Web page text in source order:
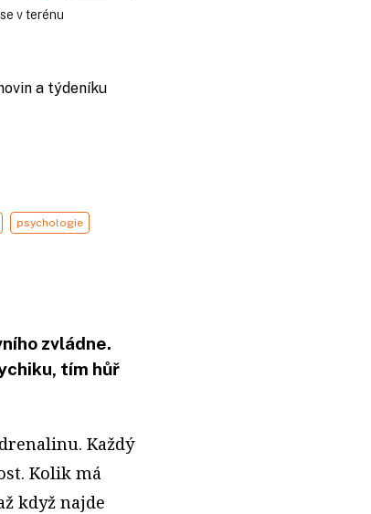
v terénu
a týdeníku
psychologie
zvládne.
tím hůř
Každý
Kolik má
když najde